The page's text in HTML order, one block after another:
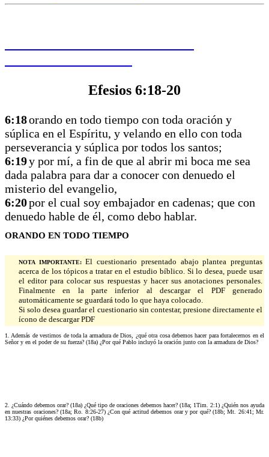
Efesios 6:18-20
6:18orando en todo tiempo con toda oración y
súplica en el Espíritu, y velando en ello con toda
perseverancia y súplica por todos los santos;
6:19y por mí, a fin de que al abrir mi boca me sea
dada palabra para dar a conocer con denuedo el
misterio del evangelio,
6:20por el cual soy embajador en cadenas; que con
denuedo hable de él, como debo hablar.
ORANDO EN TODO TIEMPO
NOTA IMPORTANTE:
El cuestionario presentado abajo plantea preguntas
acerca de los tópicos a tratar en el estudio bíblico. Si lo desea, puede usar
el editor para colocar sus respuestas y hacer sus anotaciones personales.
Finalmente en la parte inferior al descargar el PDF generado
automáticamente se guardará todo lo que haya colocado.
Si solo desea guardar el cuestionario sin contestar, presione directamente el
ícono de descargar PDF
1. Además de vestirnos de toda la armadura de Dios, ¿qué otra cosa debemos hacer para fortalecernos en el
Señor y en el poder de su fuerza? (18a) ¿Por qué Pablo incluyó la oración junto con la armadura de Dios?
2. ¿Cuándo debemos orar? (18a) ¿Qué tipo de oraciones debemos hacer? (18a; 1Tim. 2:1) ¿Quién nos ayuda
en nuestras oraciones? (18a; Ro. 8:26-27) ¿Con qué actitud debemos orar y por qué? (18b; Mt. 26:41; Mr.
13:33) ¿Por quiénes debemos orar? (18b)